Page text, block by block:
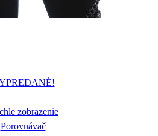
zobrazenie
Porovnávač